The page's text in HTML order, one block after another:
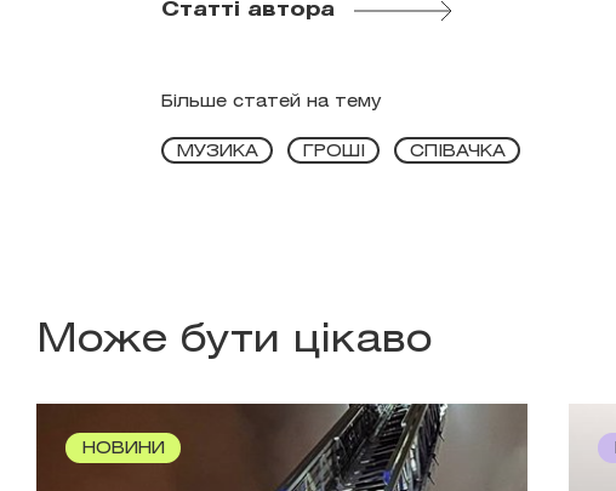
Статті автора
Більше статей на тему
МУЗИКА ГРОШІ СПІВАЧКА
Може бути цікаво
НОВИНИ